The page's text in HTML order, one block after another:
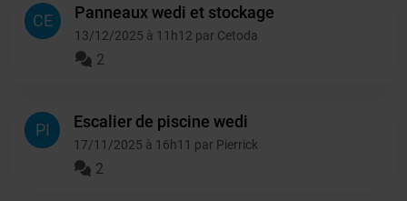
CE Panneaux wedi et stockage
13/12/2025 à 11h12 par Cetoda
2
PI Escalier de piscine wedi
17/11/2025 à 16h11 par Pierrick
2